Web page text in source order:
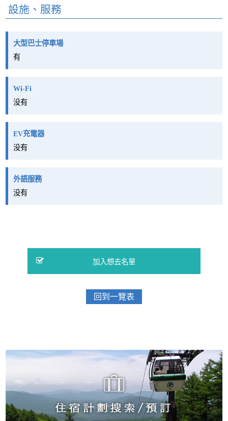
設施、服務
大型巴士停車場
有
Wi-Fi
没有
EV充電器
没有
外語服務
没有
回到一覽表